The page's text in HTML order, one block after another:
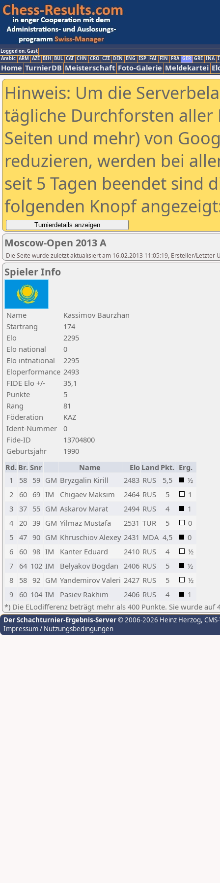
Logged on: Gast
Arabic ARM AZE BIH BUL CAT CHN CRO CZE DEN ENG ESP FAI FIN FRA GER GRE INA
Home TurnierDB Meisterschaft Foto-Galerie Meldekartei
Hinweis: Um die
tägliche Durchforsten aller
Seiten und mehr) von
reduzieren, werden bei
seit 5 Tagen beendet sind
folgenden Knopf
Moscow-Open 2013 A
Die Seite wurde zuletzt aktualisiert am 16.02.2013 11:05:19, Ersteller/Letzter
Spieler Info
Name
Kassimov Baurzhan
Startrang
174
Elo
2295
Elo national
0
Elo intnational
2295
Eloperformance 2493
FIDE Elo +/-
35,1
Punkte
5
Rang
81
Föderation
KAZ
Ident-Nummer
0
Fide-ID
13704800
Geburtsjahr
1990
Rd. Br. Snr Name Elo Land Pkt. Erg.
1
58 59 GM Bryzgalin Kirill 2483 RUS 5,5
½
2
60 69 IM Chigaev Maksim 2464 RUS 5
1
3
37 55 GM Askarov Marat 2494 RUS 4
1
4
20 39 GM Yilmaz Mustafa 2531 TUR 5
0
5
47 90 GM Khruschiov Alexey 2431 MDA 4,5
0
6
60 98 IM Kanter Eduard 2410 RUS 4
½
7
64 102 IM Belyakov Bogdan 2406 RUS 5
½
8
58 92 GM Yandemirov Valeri 2427 RUS 5
½
9
60 104 IM Pasiev Rakhim 2406 RUS 4
1
*) Die ELodifferenz beträgt mehr als 400 Punkte. Sie wurde auf
Der Schachturnier-Ergebnis-Server© 2006-2026 Heinz Herzog,
Impressum / Nutzungsbedingungen